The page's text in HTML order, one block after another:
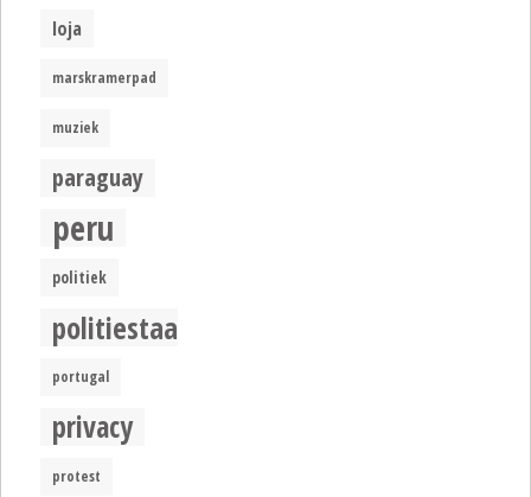
loja
marskramerpad
muziek
paraguay
peru
politiek
politiestaat
portugal
privacy
protest